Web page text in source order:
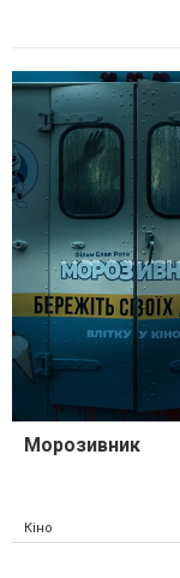
Морозивник
Кіно